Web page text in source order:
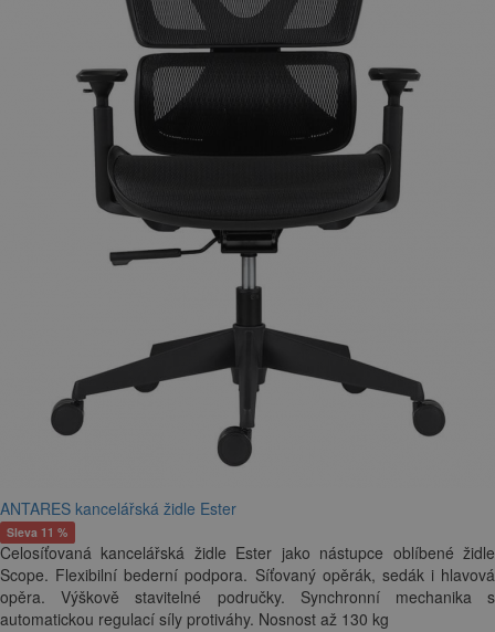
ANTARES kancelářská židle Ester
Sleva 11 %
Celosíťovaná kancelářská židle Ester jako nástupce oblíbené židle
Scope. Flexibilní bederní podpora. Síťovaný opěrák, sedák i hlavová
opěra. Výškově stavitelné područky. Synchronní mechanika s
automatickou regulací síly protiváhy. Nosnost až 130 kg